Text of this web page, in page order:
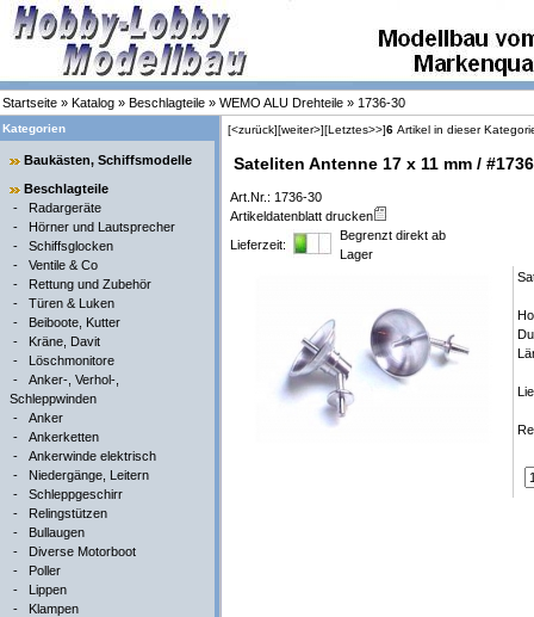
Startseite » Katalog » Beschlagteile » WEMO ALU Drehteile » 1736-30
Kategorien
Baukästen, Schiffsmodelle
Beschlagteile
- Radargeräte
- Hörner und Lautsprecher
- Schiffsglocken
- Ventile & Co
- Rettung und Zubehör
- Türen & Luken
- Beiboote, Kutter
- Kräne, Davit
- Löschmonitore
- Anker-, Verhol-,
Schleppwinden
- Anker
- Ankerketten
- Ankerwinde elektrisch
- Niedergänge, Leitern
- Schleppgeschirr
- Relingstützen
- Bullaugen
- Diverse Motorboot
- Poller
- Lippen
- Klampen
[<zurück][weiter>][Letztes>>]6 Artikel in dieser
Sateliten Antenne 17 x 11 mm /
Art.Nr.: 1736-30
Artikeldatenblatt drucken
Lieferzeit:
Begrenzt direkt ab
Lager